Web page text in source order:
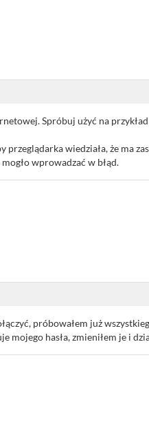
Spróbuj użyć na
wiedziała, że ma
wprowadzać w błąd.
próbowałem już
mojego hasła, zmieniłem je i